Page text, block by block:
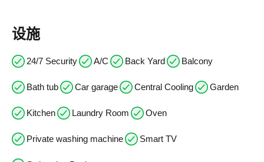
设施
24/7 Security A/C Back Yard Balcony
Bath tub Car garage Central Cooling Garden
Kitchen Laundry Room Oven
Private washing machine Smart TV